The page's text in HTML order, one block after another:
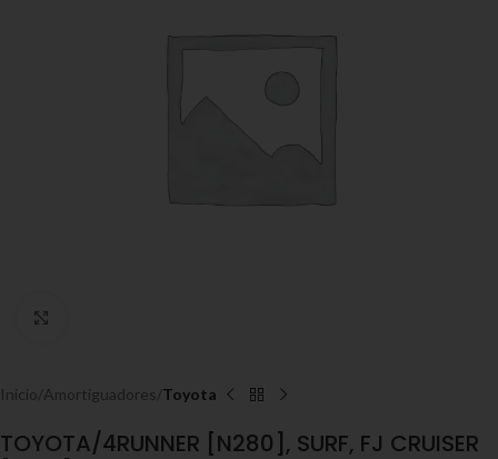
Inicio Amortiguadores Toyota
TOYOTA/4RUNNER [N280], SURF, FJ CRUISER